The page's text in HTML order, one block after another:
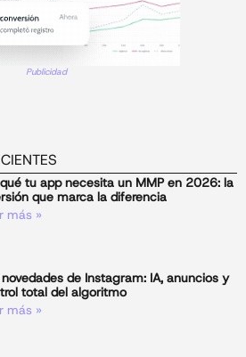
Publicidad
qué tu app necesita un MMP en 2026: la
que marca la diferencia
más »
novedades de Instagram: IA, anuncios y
total del algoritmo
más »